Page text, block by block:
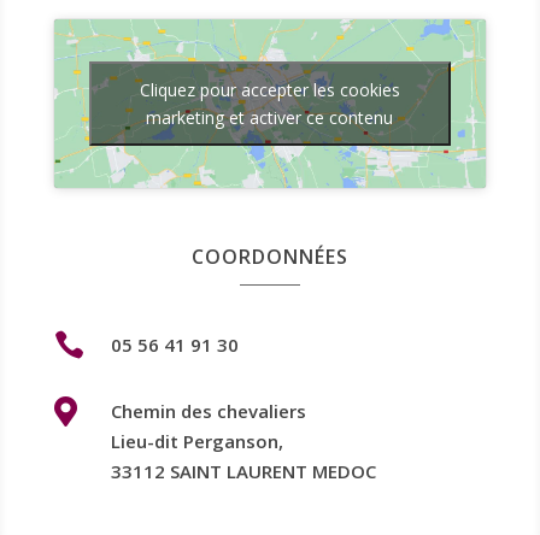
Cliquez pour accepter les cookies
marketing et activer ce contenu
COORDONNÉES
 05 56 41 91 30

Chemin des chevaliers
Lieu-dit Perganson,
33112 SAINT LAURENT MEDOC